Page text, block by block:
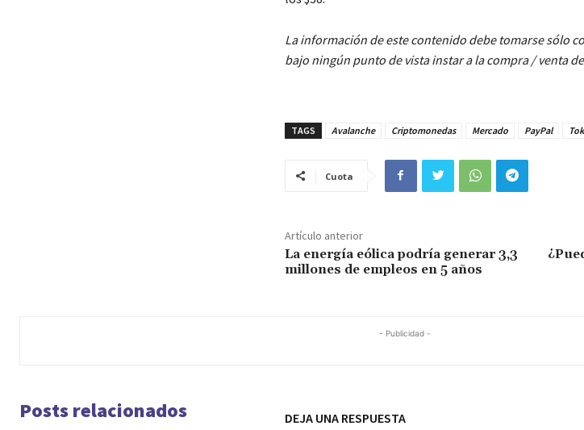
La información de este contenido debe tomarse sólo
bajo ningún punto de vista instar a la compra / venta
TAGS Avalanche Criptomonedas Mercado PayPal
Cuota
Artículo anterior
La energía eólica podría generar 3,3
millones de empleos en 5 años
- Publicidad -
Posts relacionados DEJA UNA RESPUESTA